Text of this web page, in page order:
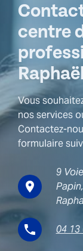
centre
Vous
nos services
Contactez-
formulaire
place
9
Papin,
phone 04 13